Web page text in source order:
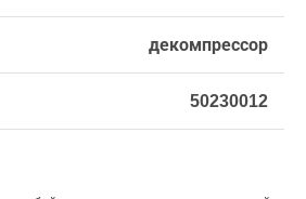
декомпрессор
50230012